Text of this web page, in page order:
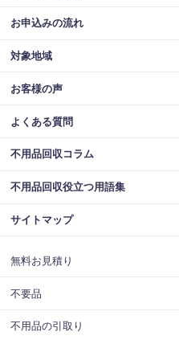
お申込みの流れ
対象地域
お客様の声
よくある質問
不用品回収コラム
不用品回収役立つ用語集
サイトマップ
無料お見積り
不要品
不用品の引取り